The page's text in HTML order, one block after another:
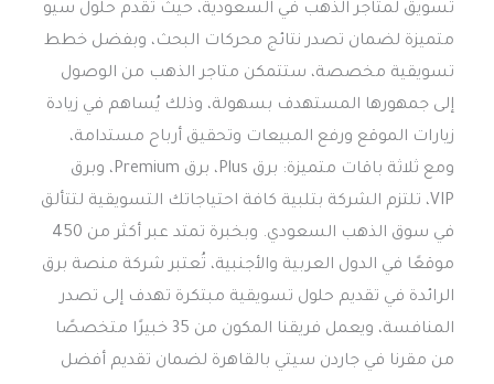
تسويق لمتاجر الذهب في السعودية، حيث تقدم حلول سيو
متميزة لضمان تصدر نتائج محركات البحث، وبفضل خطط
تسويقية مخصصة، ستتمكن متاجر الذهب من الوصول
إلى جمهورها المستهدف بسهولة، وذلك يُساهم في زيادة
زيارات الموقع ورفع المبيعات وتحقيق أرباح مستدامة،
ومع ثلاثة باقات متميزة: برق Plus، برق Premium، وبرق
VIP، تلتزم الشركة بتلبية كافة احتياجاتك التسويقية لتتألق
في سوق الذهب السعودي. وبخبرة تمتد عبر أكثر من 450
موقعًا في الدول العربية والأجنبية، تُعتبر شركة منصة برق
الرائدة في تقديم حلول تسويقية مبتكرة تهدف إلى تصدر
المنافسة، ويعمل فريقنا المكون من 35 خبيرًا متخصصًا
من مقرنا في جاردن سيتي بالقاهرة لضمان تقديم أفضل